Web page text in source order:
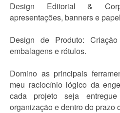
Design Editorial &
apresentações, banners e
Design de Produto:
embalagens e rótulos.
Domino as principais
meu raciocínio lógico da
cada projeto seja
organização e dentro do prazo